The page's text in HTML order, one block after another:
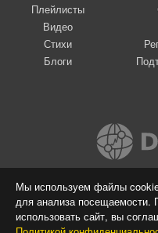
Мы используем файлы
для анализа посещаемости.
использовать сайт, вы
Плейлисты
Видео
Стихи
Блоги
©
Музыкальный